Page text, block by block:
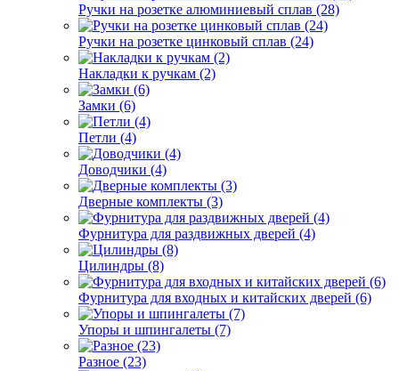
Ручки на розетке алюминиевый сплав (28)
Ручки на розетке цинковый сплав (24)
Накладки к ручкам (2)
Замки (6)
Петли (4)
Доводчики (4)
Дверные комплекты (3)
Фурнитура для раздвижных дверей (4)
Цилиндры (8)
Фурнитура для входных и китайских дверей (6)
Упоры и шпингалеты (7)
Разное (23)